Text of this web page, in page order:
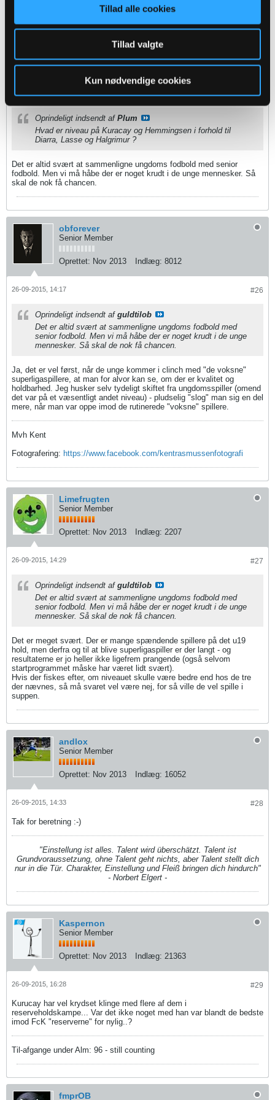
Tillad alle cookies
Tillad valgte
Kun nødvendige cookies
guldtilob
Oprettet: Nov 2013 Indlæg: 2237
#25
26-09-2015, 14:07
Oprindeligt indsendt af Plum
Hvad er niveau på Kuracay og Hemmingsen i forhold til
Diarra, Lasse og Halgrimur ?
Det er altid svært at sammenligne ungdoms fodbold med senior
fodbold. Men vi må håbe der er noget krudt i de unge mennesker. Så
skal de nok få chancen.
obforever
Senior Member
Oprettet: Nov 2013 Indlæg: 8012
#26
26-09-2015, 14:17
Oprindeligt indsendt af guldtilob
Det er altid svært at sammenligne ungdoms fodbold med
senior fodbold. Men vi må håbe der er noget krudt i de unge
mennesker. Så skal de nok få chancen.
Ja, det er vel først, når de unge kommer i clinch med "de voksne"
superligaspillere, at man for alvor kan se, om der er kvalitet og
holdbarhed. Jeg husker selv tydeligt skiftet fra ungdomsspiller (omend
det var på et væsentligt andet niveau) - pludselig "slog" man sig en del
mere, når man var oppe imod de rutinerede "voksne" spillere.
Mvh Kent
Fotografering: https://www.facebook.com/kentrasmussenfotografi
Limefrugten
Senior Member
Oprettet: Nov 2013 Indlæg: 2207
#27
26-09-2015, 14:29
Oprindeligt indsendt af guldtilob
Det er altid svært at sammenligne ungdoms fodbold med
senior fodbold. Men vi må håbe der er noget krudt i de unge
mennesker. Så skal de nok få chancen.
Det er meget svært. Der er mange spændende spillere på det u19
hold, men derfra og til at blive superligaspiller er der langt - og
resultaterne er jo heller ikke ligefrem prangende (også selvom
startprogrammet måske har været lidt svært).
Hvis der fiskes efter, om niveauet skulle være bedre end hos de tre
der nævnes, så må svaret vel være nej, for så ville de vel spille i
suppen.
andlox
Senior Member
Oprettet: Nov 2013 Indlæg: 16052
#28
26-09-2015, 14:33
Tak for beretning :-)
"Einstellung ist alles. Talent wird überschätzt. Talent ist
Grundvoraussetzung, ohne Talent geht nichts, aber Talent stellt dich
nur in die Tür. Charakter, Einstellung und Fleiß bringen dich hindurch"
- Norbert Elgert -
Kaspernon
Senior Member
Oprettet: Nov 2013 Indlæg: 21363
#29
26-09-2015, 16:28
Kurucay har vel krydset klinge med flere af dem i
reserveholdskampe... Var det ikke noget med han var blandt de bedste
imod FcK "reserverne" for nylig..?
Til-afgange under Alm: 96 - still counting
fmprOB